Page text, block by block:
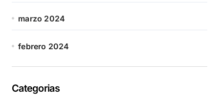
marzo 2024
febrero 2024
Categorias